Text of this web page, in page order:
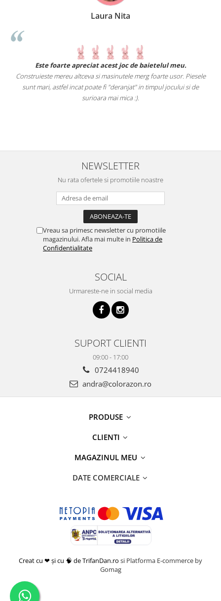
Laura Nita
Este foarte apreciat acest joc de baietelul meu.
Construieste mereu altceva si masinutele merg foarte usor. Piesele
sunt mari, astfel incat poate fi "deranjat" in timpul jocului si de
surioara mai mica :).
NEWSLETTER
Nu rata ofertele si promotiile noastre
Vreau sa primesc newsletter cu promotiile
magazinului. Afla mai multe in Politica de
Confidentialitate
SOCIAL
Urmareste-ne in social media
SUPORT CLIENTI
09:00 - 17:00
0724418940
andra@colorazon.ro
PRODUSE
CLIENTI
MAGAZINUL MEU
DATE COMERCIALE
Creat cu ❤ și cu 🧠 de TrifanDan.ro si Platforma E-commerce by
Gomag